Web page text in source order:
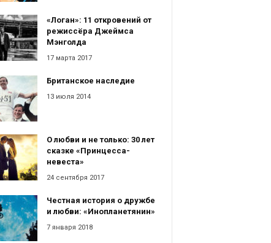
«Логан»: 11 откровений от
режиссёра Джеймса
Мэнголда
17 марта 2017
Британское наследие
13 июля 2014
О любви и не только: 30 лет
сказке «Принцесса-
невеста»
24 сентября 2017
Честная история о дружбе
и любви: «Инопланетянин»
7 января 2018